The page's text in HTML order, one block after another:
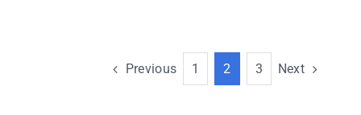
Previous 1 2 3 Next